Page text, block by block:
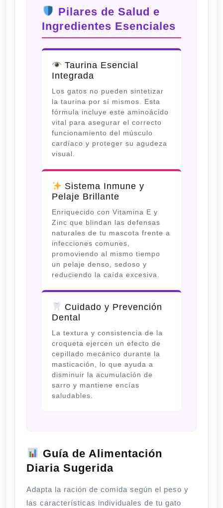
Pilares de Salud e
Ingredientes Esenciales
Taurina Esencial
Integrada
Los gatos no pueden sintetizar
la taurina por sí mismos. Esta
fórmula incluye este aminoácido
vital para asegurar el correcto
funcionamiento del músculo
cardíaco y proteger su agudeza
visual.
Sistema Inmune y
Pelaje Brillante
Enriquecido con Vitamina E y
Zinc que blindan las defensas
naturales de tu mascota frente a
infecciones comunes,
promoviendo al mismo tiempo
un pelaje denso, sedoso y
reduciendo la caída excesiva.
Cuidado y Prevención
Dental
La textura y consistencia de la
croqueta ejercen un efecto de
cepillado mecánico durante la
masticación, lo que ayuda a
disminuir la acumulación de
sarro y mantiene encías
saludables.
Guía de Alimentación
Diaria Sugerida
Adapta la ración de comida según el peso y
las características individuales de tu gato